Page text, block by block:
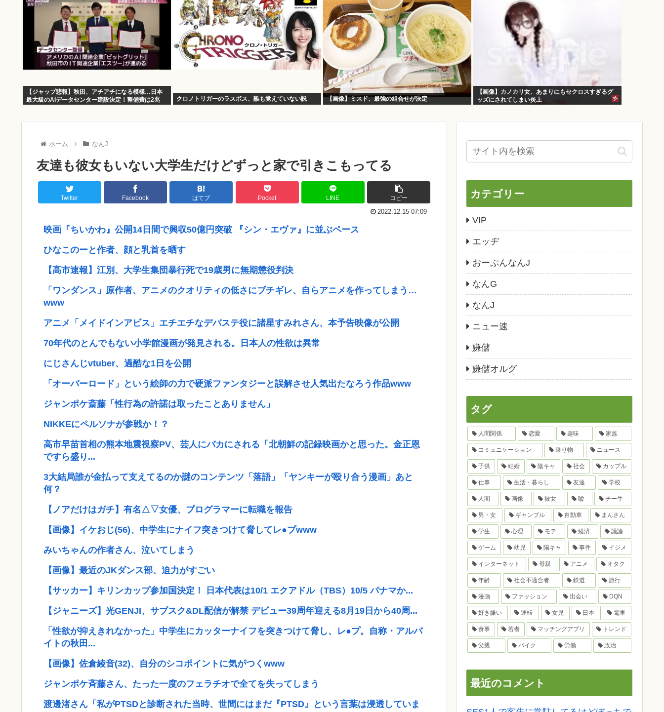
【ジャップ悲報】秋田、アチアチになる模様…日本
最大級のAIデータセンター建設決定！整備費は2兆
クロノトリガーのラスボス、誰も覚えていない説 【画像】ミスド、最強の組合せが決定
【画像】カノカリ女、あまりにもセクロスすぎるグ
ッズにされてしまい炎上
ホーム なんJ
友達も彼女もいない大学生だけどずっと家で引きこもってる
Twitter Facebook はてブ Pocket LINE コピー
2022.12.15 07:09
映画『ちいかわ』公開14日間で興収50億円突破 『シン・エヴァ』に並ぶペース
ひなこのーと作者、顔と乳首を晒す
【高市速報】江別、大学生集団暴行死で19歳男に無期懲役判決
「ワンダンス」原作者、アニメのクオリティの低さにブチギレ、自らアニメを作ってしまう…
www
アニメ「メイドインアビス」エチエチなデバステ役に諸星すみれさん、本予告映像が公開
70年代のとんでもない小学館漫画が発見される。日本人の性欲は異常
にじさんじvtuber、過酷な1日を公開
「オーバーロード」という絵師の力で硬派ファンタジーと誤解させ人気出たなろう作品www
ジャンポケ斎藤「性行為の許諾は取ったことありません」
NIKKEにペルソナが参戦か！？
高市早苗首相の熊本地震視察PV、芸人にバカにされる「北朝鮮の記録映画かと思った。金正恩
ですら盛り...
3大結局誰が金払って支えてるのか謎のコンテンツ「落語」「ヤンキーが殴り合う漫画」あと
何？
【ノアだけはガチ】有名△▽女優、プログラマーに転職を報告
【画像】イケおじ(56)、中学生にナイフ突きつけて脅してレ●プwww
みいちゃんの作者さん、泣いてしまう
【画像】最近のJKダンス部、迫力がすごい
【サッカー】キリンカップ参加国決定！ 日本代表は10/1 エクアドル（TBS）10/5 パナマか...
【ジャニーズ】光GENJI、サブスク&DL配信が解禁 デビュー39周年迎える8月19日から40周...
「性欲が抑えきれなかった」中学生にカッターナイフを突きつけて脅し、レ●プ。自称・アルバ
イトの秋田...
【画像】佐倉綾音(32)、自分のシコポイントに気がつくwww
ジャンポケ斉藤さん、たった一度のフェラチオで全てを失ってしまう
渡邊渚さん「私がPTSDと診断された当時、世間にはまだ『PTSD』という言葉は浸透していま
カテゴリー
VIP
エッヂ
おーぷんなんJ
なんG
なんJ
ニュー速
嫌儲
嫌儲オルグ
タグ
人間関係 恋愛 趣味 家族
コミュニケーション 乗り物 ニュース
子供 結婚 陰キャ 社会 カップル
仕事 生活・暮らし 友達 学校
人間 画像 彼女 嘘 チー牛
男・女 ギャンブル 自動車 まんさん
学生 心理 モテ 経済 議論
ゲーム 幼児 陽キャ 事件 イジメ
インターネット 母親 アニメ オタク
年齢 社会不適合者 鉄道 旅行
漫画 ファッション 出会い DQN
好き嫌い 運転 女児 日本 電車
食事 若者 マッチングアプリ トレンド
父親 バイク 労働 政治
最近のコメント